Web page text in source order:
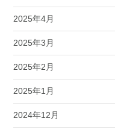
2025年4月
2025年3月
2025年2月
2025年1月
2024年12月